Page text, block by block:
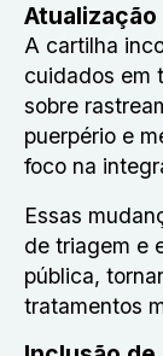
A cartilha
cuidados em
sobre
puerpério e
foco na
Essas
de triagem e
pública,
tratamentos